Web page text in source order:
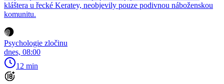
kláštera u řecké Keratey, neobjevily pouze podivnou náboženskou
komunitu.
Psychologie zločinu
dnes, 08:00
12 min